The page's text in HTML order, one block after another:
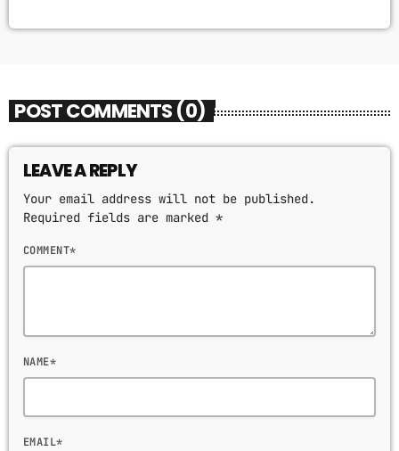
POST COMMENTS (0)
LEAVE A REPLY
Your email address will not be published.
Required fields are marked *
COMMENT*
NAME*
EMAIL*